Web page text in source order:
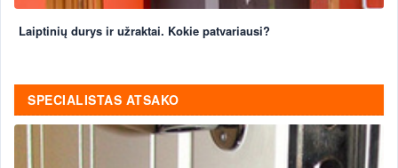
Laiptinių durys ir užraktai. Kokie patvariausi?
SPECIALISTAS ATSAKO